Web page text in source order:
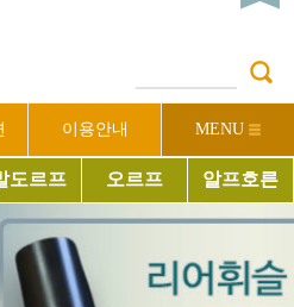
이용안내 MENU
도르프 오르프 알프호른